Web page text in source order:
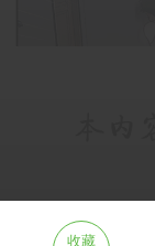
收藏